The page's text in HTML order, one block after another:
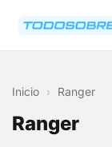
Inicio › Ranger
Ranger